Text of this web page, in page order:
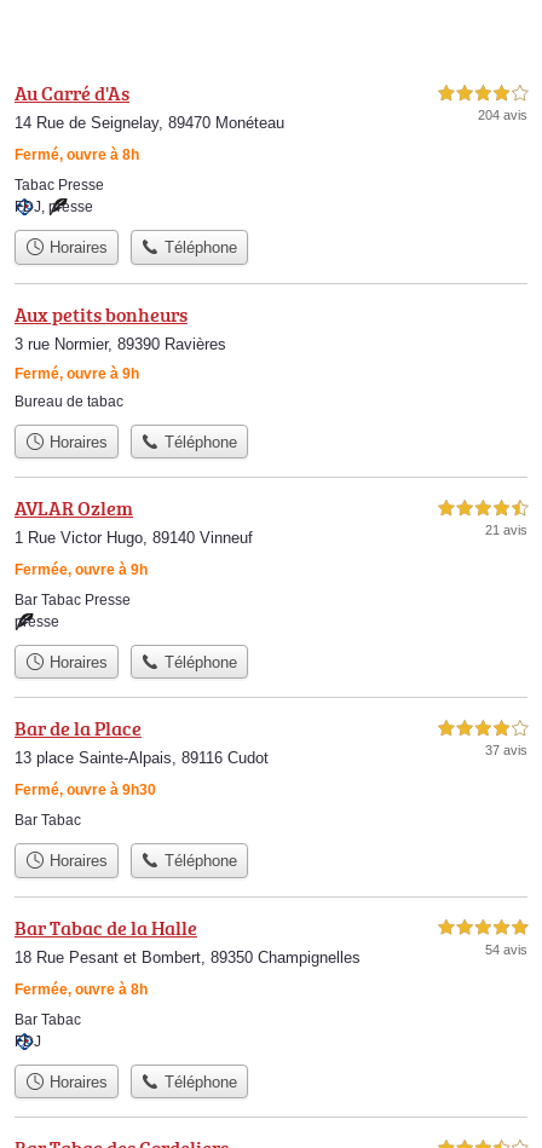
Au Carré d'As
14 Rue de Seignelay, 89470 Monéteau
Fermé, ouvre à 8h
4,0 étoiles sur 5
204 avis
Tabac Presse
FDJ, presse
Horaires Téléphone
Aux petits bonheurs
3 rue Normier, 89390 Ravières
Fermé, ouvre à 9h
Bureau de tabac
Horaires Téléphone
AVLAR Ozlem
1 Rue Victor Hugo, 89140 Vinneuf
Fermée, ouvre à 9h
4,5 étoiles sur 5
21 avis
Bar Tabac Presse
presse
Horaires Téléphone
Bar de la Place
13 place Sainte-Alpais, 89116 Cudot
Fermé, ouvre à 9h30
4,0 étoiles sur 5
37 avis
Bar Tabac
Horaires Téléphone
Bar Tabac de la Halle
18 Rue Pesant et Bombert, 89350 Champignelles
Fermée, ouvre à 8h
5,0 étoiles sur 5
54 avis
Bar Tabac
FDJ
Horaires Téléphone